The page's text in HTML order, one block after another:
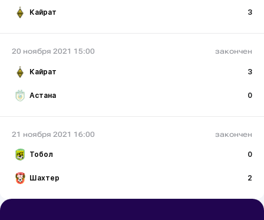
Кайрат 3
20 ноября 2021 15:00 закончен
Кайрат 3
Астана 0
21 ноября 2021 16:00 закончен
Тобол 0
Шахтер 2